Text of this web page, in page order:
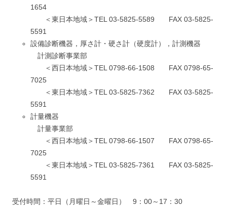
1654
＜東日本地域＞TEL 03-5825-5589 FAX 03-5825-
5591
設備診断機器，厚さ計・硬さ計（硬度計），計測機器
計測診断事業部
＜西日本地域＞TEL 0798-66-1508 FAX 0798-65-
7025
＜東日本地域＞TEL 03-5825-7362 FAX 03-5825-
5591
計量機器
計量事業部
＜西日本地域＞TEL 0798-66-1507 FAX 0798-65-
7025
＜東日本地域＞TEL 03-5825-7361 FAX 03-5825-
5591
受付時間：平日（月曜日～金曜日） 9：00～17：30